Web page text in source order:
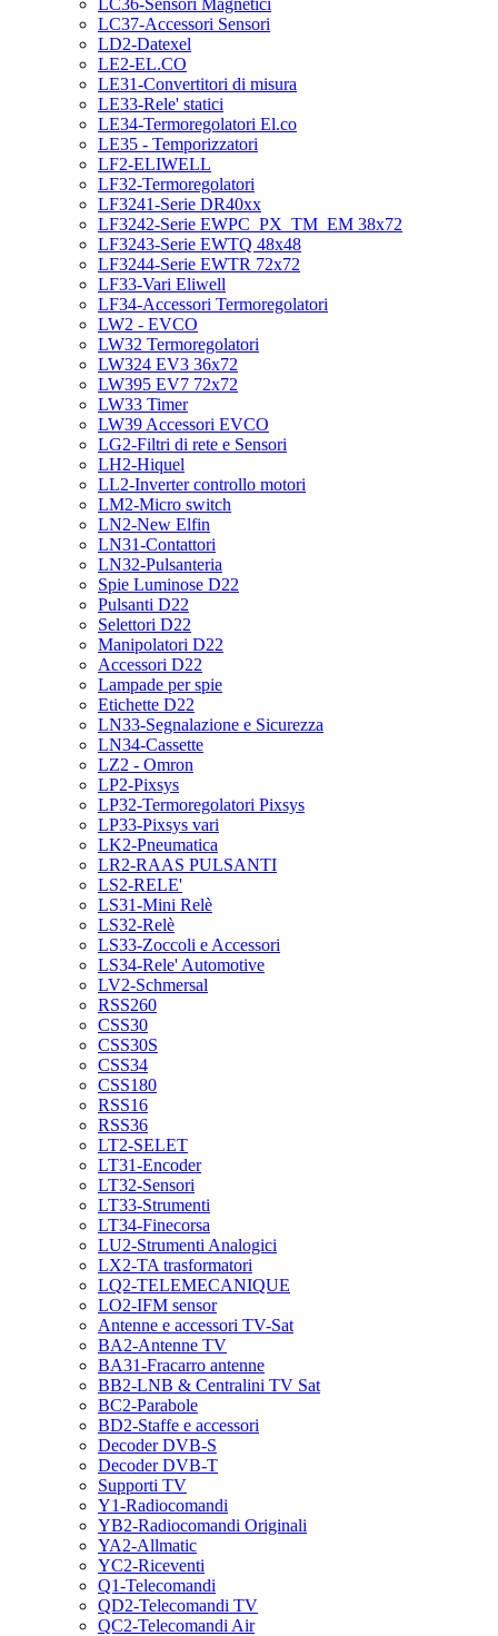
LC36-Sensori Magnetici
LC37-Accessori Sensori
LD2-Datexel
LE2-EL.CO
LE31-Convertitori di misura
LE33-Rele' statici
LE34-Termoregolatori El.co
LE35 - Temporizzatori
LF2-ELIWELL
LF32-Termoregolatori
LF3241-Serie DR40xx
LF3242-Serie EWPC_PX_TM_EM 38x72
LF3243-Serie EWTQ 48x48
LF3244-Serie EWTR 72x72
LF33-Vari Eliwell
LF34-Accessori Termoregolatori
LW2 - EVCO
LW32 Termoregolatori
LW324 EV3 36x72
LW395 EV7 72x72
LW33 Timer
LW39 Accessori EVCO
LG2-Filtri di rete e Sensori
LH2-Hiquel
LL2-Inverter controllo motori
LM2-Micro switch
LN2-New Elfin
LN31-Contattori
LN32-Pulsanteria
Spie Luminose D22
Pulsanti D22
Selettori D22
Manipolatori D22
Accessori D22
Lampade per spie
Etichette D22
LN33-Segnalazione e Sicurezza
LN34-Cassette
LZ2 - Omron
LP2-Pixsys
LP32-Termoregolatori Pixsys
LP33-Pixsys vari
LK2-Pneumatica
LR2-RAAS PULSANTI
LS2-RELE'
LS31-Mini Relè
LS32-Relè
LS33-Zoccoli e Accessori
LS34-Rele' Automotive
LV2-Schmersal
RSS260
CSS30
CSS30S
CSS34
CSS180
RSS16
RSS36
LT2-SELET
LT31-Encoder
LT32-Sensori
LT33-Strumenti
LT34-Finecorsa
LU2-Strumenti Analogici
LX2-TA trasformatori
LQ2-TELEMECANIQUE
LO2-IFM sensor
Antenne e accessori TV-Sat
BA2-Antenne TV
BA31-Fracarro antenne
BB2-LNB & Centralini TV Sat
BC2-Parabole
BD2-Staffe e accessori
Decoder DVB-S
Decoder DVB-T
Supporti TV
Y1-Radiocomandi
YB2-Radiocomandi Originali
YA2-Allmatic
YC2-Riceventi
Q1-Telecomandi
QD2-Telecomandi TV
QC2-Telecomandi Air